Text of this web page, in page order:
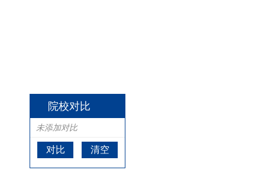
院校对比
未添加对比
对比 清空